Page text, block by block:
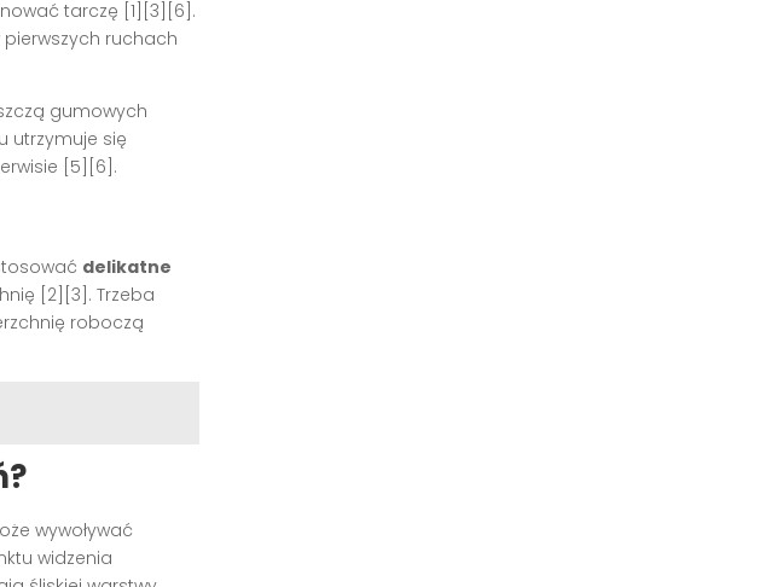
tarczę [1][3][6].
ruchach
gumowych
utrzymuje się
[5][6].
delikatne
[2][3]. Trzeba
roboczą
wywoływać
widzenia